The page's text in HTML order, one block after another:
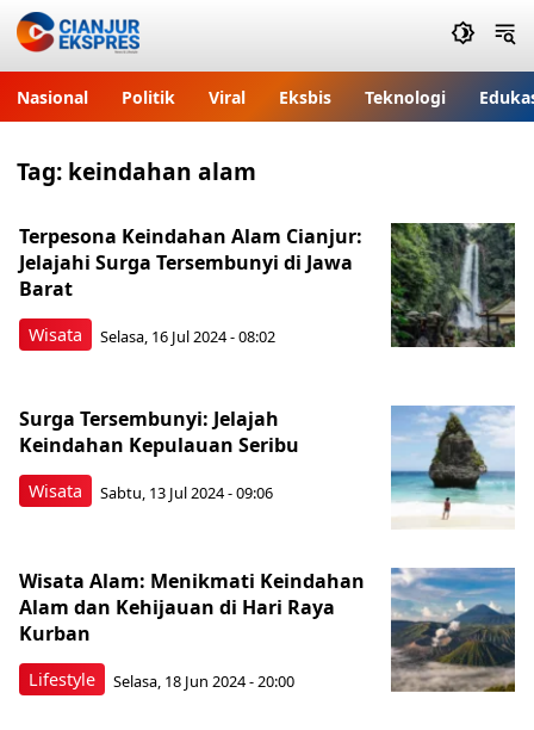
Nasional Politik Viral Eksbis Teknologi
Tag: keindahan alam
Wisata
Terpesona Keindahan Alam Cianjur:
Jelajahi Surga Tersembunyi di Jawa
Barat
Selasa, 16 Jul 2024 - 08:02
Wisata
Surga Tersembunyi: Jelajah
Keindahan Kepulauan Seribu
Sabtu, 13 Jul 2024 - 09:06
Lifestyle
Wisata Alam: Menikmati Keindahan
Alam dan Kehijauan di Hari Raya
Kurban
Selasa, 18 Jun 2024 - 20:00